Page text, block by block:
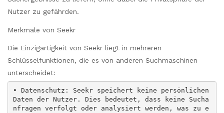
Nutzer zu gefährden.
Merkmale von Seekr
Die Einzigartigkeit von Seekr liegt in mehreren
Schlüsselfunktionen, die es von anderen Suchmaschinen
unterscheidet:
• Datenschutz: Seekr speichert keine persönlichen
Daten der Nutzer. Dies bedeutet, dass keine Sucha
nfragen verfolgt oder analysiert werden, was zu e